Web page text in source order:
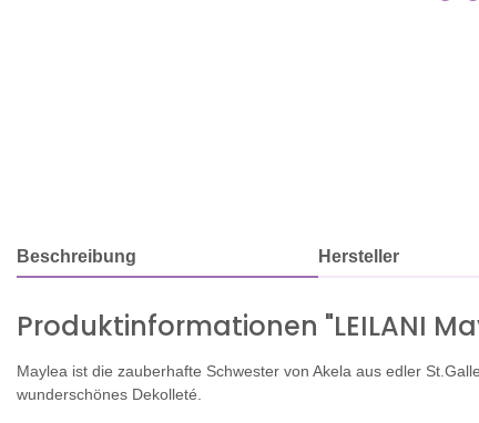
Beschreibung Hersteller
Produktinformationen "LEILANI
Maylea ist die zauberhafte Schwester von Akela aus edler
wunderschönes Dekolleté.